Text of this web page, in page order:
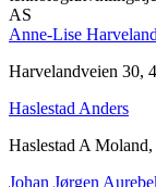
AS
Anne-Lise Harveland
Harvelandveien 30,
Haslestad Anders
Haslestad A
Johan Jørgen